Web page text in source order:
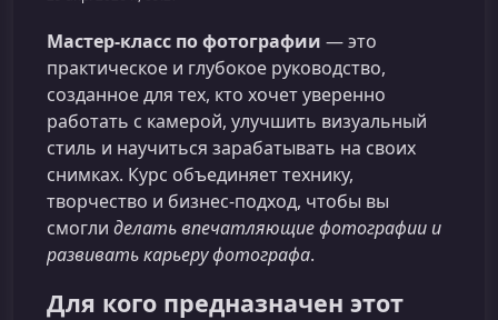
Мастер-класс по фотографии — это
практическое и глубокое руководство,
созданное для тех, кто хочет уверенно
работать с камерой, улучшить визуальный
стиль и научиться зарабатывать на своих
снимках. Курс объединяет технику,
творчество и бизнес-подход, чтобы вы
смогли делать впечатляющие фотографии и
развивать карьеру фотографа.
Для кого предназначен этот